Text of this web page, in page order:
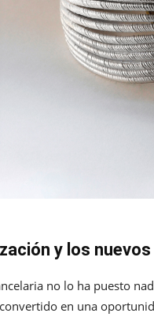
y los
no lo ha puesto
en una